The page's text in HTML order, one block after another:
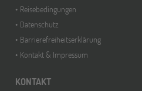
Reisebedingungen
Datenschutz
Barrierefreiheitserklärung
Kontakt & Impressum
KONTAKT